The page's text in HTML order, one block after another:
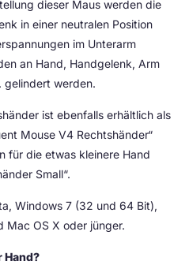
dieser Maus werden die
in einer neutralen Position
im Unterarm
an Hand, Handgelenk, Arm
gelindert werden.
ist ebenfalls erhältlich als
Mouse V4 Rechtshänder“
für die etwas kleinere Hand
Small“.
Windows 7 (32 und 64 Bit),
Mac OS X oder jünger.
Hand?